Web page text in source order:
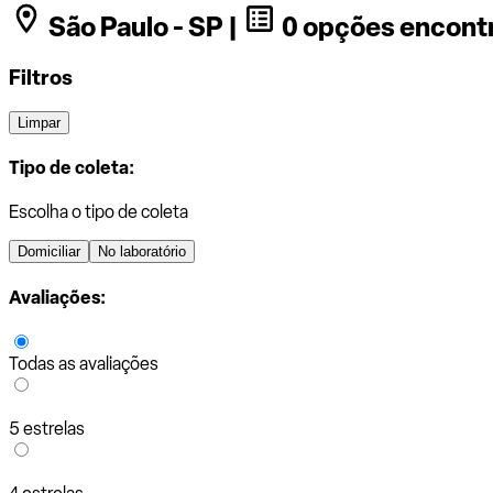
São Paulo - SP |
0 opções
Filtros
Limpar
Tipo de coleta:
Escolha o tipo de coleta
Domiciliar No laboratório
Avaliações:
Todas as avaliações
5 estrelas